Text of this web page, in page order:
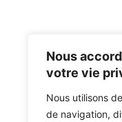
Nous
votre vie
Nous utilisons
de navigation,